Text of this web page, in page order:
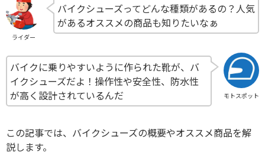
ライダー
バイクシューズってどんな種類があるの？人気
があるオススメの商品も知りたいなぁ
モトスポット
バイクに乗りやすいように作られた靴が、バ
イクシューズだよ！操作性や安全性、防水性
が高く設計されているんだ
この記事では、バイクシューズの概要やオススメ商品を解
説します。